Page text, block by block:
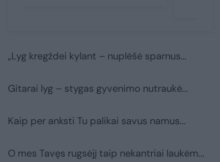
„Lyg kregždei kylant – nuplėšė sparnus...
Gitarai lyg – stygas gyvenimo nutraukė...
Kaip per anksti Tu palikai savus namus...
O mes Tavęs rugsėjį taip nekantriai laukėm...